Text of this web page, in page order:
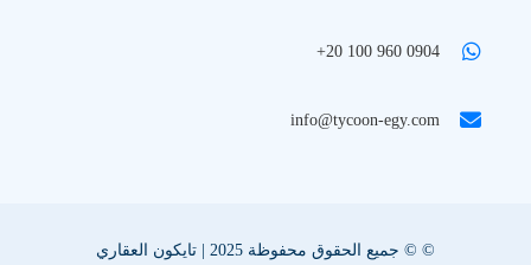
+20 100 960 0904
info@tycoon-egy.com
© © جميع الحقوق محفوظة 2025 | تايكون العقاري